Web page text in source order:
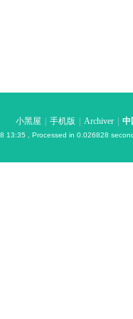
小黑屋 手机版 Archiver 中
13:35 , Processed in 0.026828